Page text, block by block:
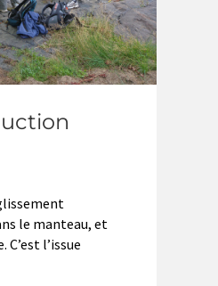
le manteau, et
l’issue